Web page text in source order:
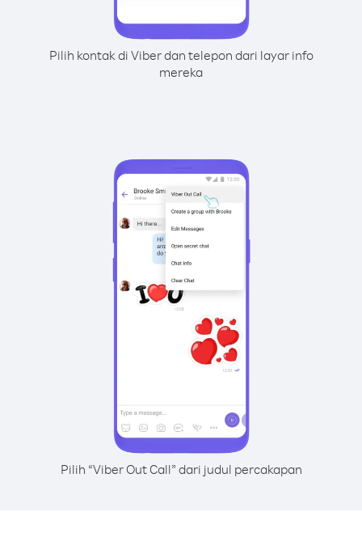
Pilih kontak di Viber dan telepon dari layar info
mereka
Pilih “Viber Out Call” dari judul percakapan